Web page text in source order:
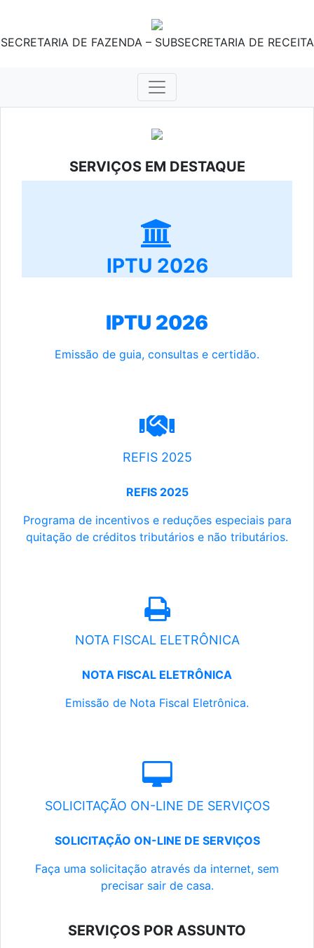
SECRETARIA DE FAZENDA – SUBSECRETARIA DE RECEITA
SERVIÇOS EM DESTAQUE
IPTU 2026
IPTU 2026
Emissão de guia, consultas e certidão.
REFIS 2025
REFIS 2025
Programa de incentivos e reduções especiais para
quitação de créditos tributários e não tributários.
NOTA FISCAL ELETRÔNICA
NOTA FISCAL ELETRÔNICA
Emissão de Nota Fiscal Eletrônica.
SOLICITAÇÃO ON-LINE DE SERVIÇOS
SOLICITAÇÃO ON-LINE DE SERVIÇOS
Faça uma solicitação através da internet, sem
precisar sair de casa.
SERVIÇOS POR ASSUNTO